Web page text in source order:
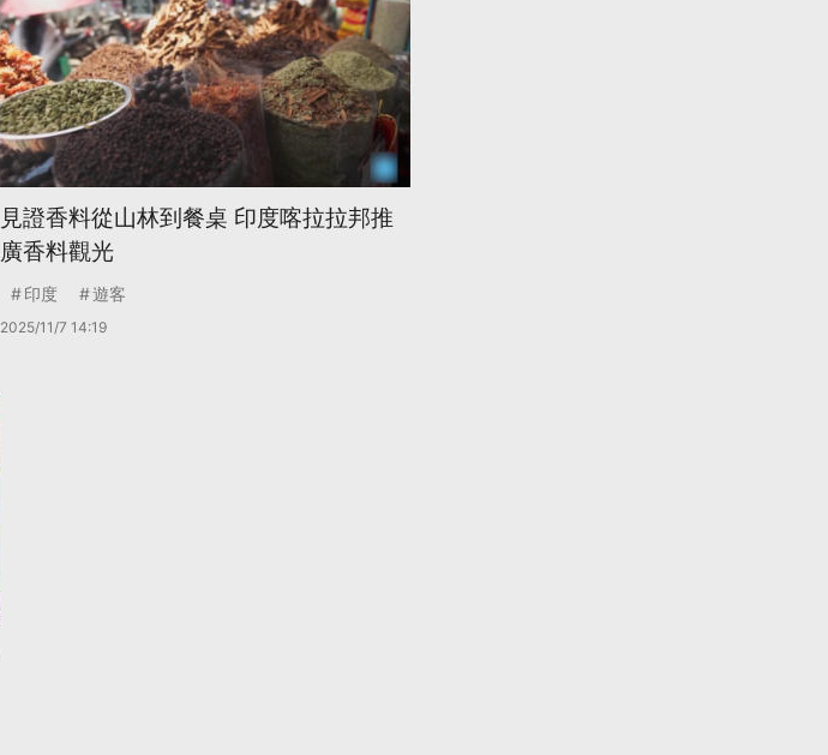
見證香料從山林到餐桌 印度喀拉拉邦推
廣香料觀光
印度 遊客
2025/11/7 14:19